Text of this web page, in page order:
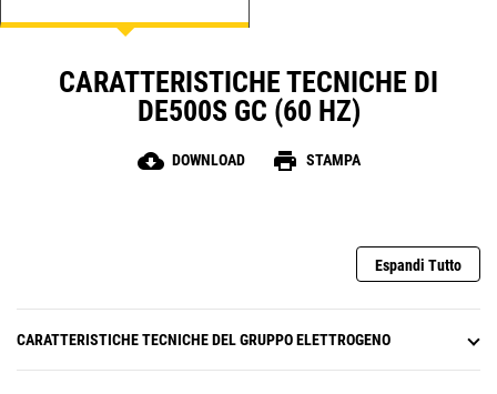
CARATTERISTICHE TECNICHE DI
DE500S GC (60 HZ)
cloud_download DOWNLOAD print STAMPA
Espandi Tutto
CARATTERISTICHE TECNICHE DEL GRUPPO ELETTROGENO